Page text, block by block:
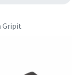
Gripit